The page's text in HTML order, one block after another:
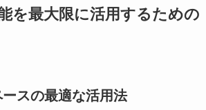
を最大限に活用するための
スの最適な活用法